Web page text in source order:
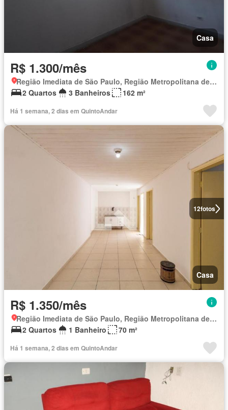
Casa
R$ 1.300/mês
Região Imediata de São Paulo, Região Metropolitana de São Paulo
2 Quartos
3 Banheiros 162 m²
Há 1 semana, 2 dias em QuintoAndar
12fotos
Casa
R$ 1.350/mês
Região Imediata de São Paulo, Região Metropolitana de São Paulo
2 Quartos
1 Banheiro 70 m²
Há 1 semana, 2 dias em QuintoAndar